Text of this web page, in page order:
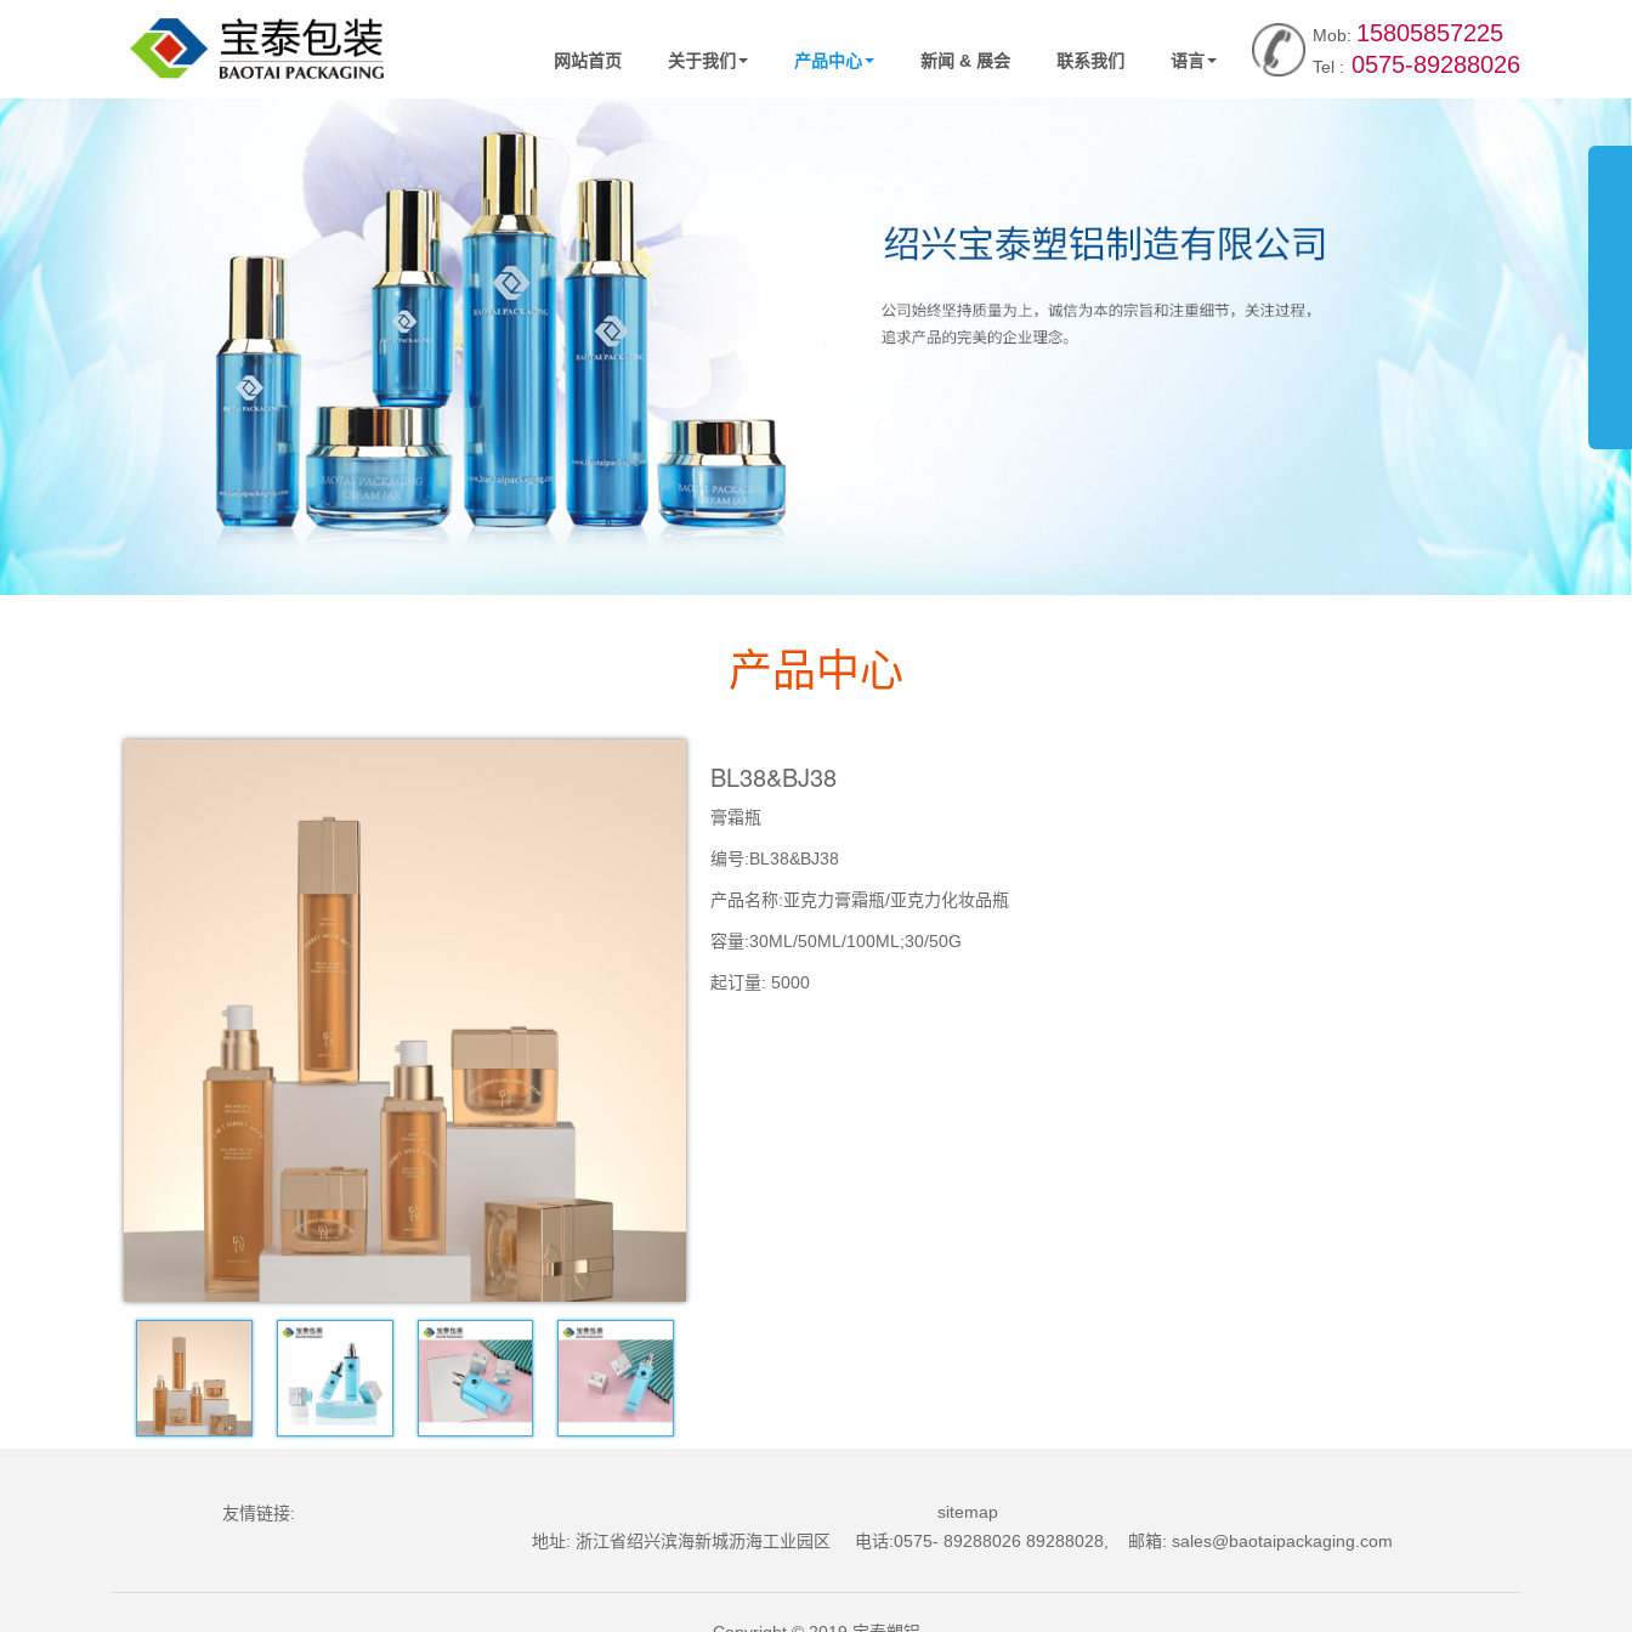
网站首页 关于我们 产品中心 新闻 & 展会 联系我们 语言
Mob: 15805857225
Tel : 0575-89288026
产品中心
BL38&BJ38
膏霜瓶
编号:BL38&BJ38
产品名称:亚克力膏霜瓶/亚克力化妆品瓶
容量:30ML/50ML/100ML;30/50G
起订量: 5000
友情链接:
sitemap
地址: 浙江省绍兴滨海新城沥海工业园区 电话:0575- 89288026 89288028, 邮箱: sales@baotaipackaging.com